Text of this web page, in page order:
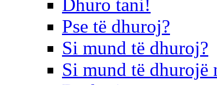
Dhuro tani!
Pse të dhuroj?
Si mund të dhuroj?
Si mund të dhurojë